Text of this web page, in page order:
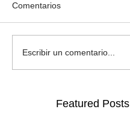
Comentarios
Escribir un comentario...
Featured Posts